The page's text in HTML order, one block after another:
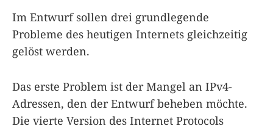
Im Entwurf sollen drei grundlegende
Probleme des heutigen Internets gleichzeitig
gelöst werden.
Das erste Problem ist der Mangel an IPv4-
Adressen, den der Entwurf beheben möchte.
Die vierte Version des Internet Protocols